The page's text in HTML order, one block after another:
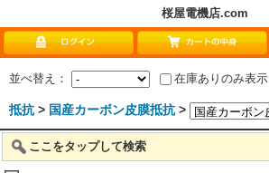
桜屋電機店.com
並べ替え： 在庫ありのみ表示
抵抗> 国産カーボン皮膜抵抗>
ここをタップして検索